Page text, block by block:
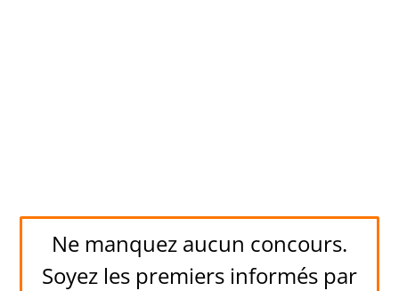
Ne manquez aucun concours.
Soyez les premiers informés par